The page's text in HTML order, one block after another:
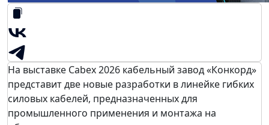
На выставке Cabex 2026 кабельный завод «Конкорд»
представит две новые разработки в линейке гибких
силовых кабелей, предназначенных для
промышленного применения и монтажа на